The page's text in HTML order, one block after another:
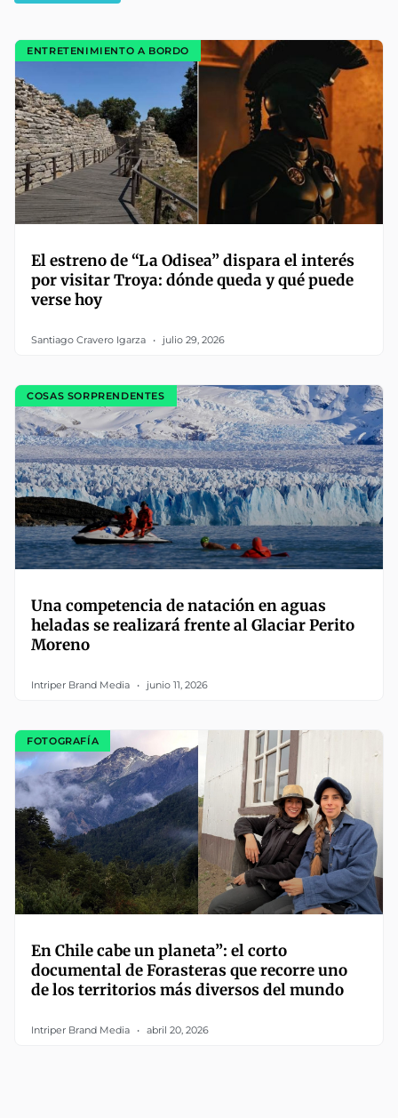
ENTRETENIMIENTO A BORDO
El estreno de “La Odisea” dispara el interés
por visitar Troya: dónde queda y qué puede
verse hoy
Santiago Cravero Igarza julio 29, 2026
COSAS SORPRENDENTES
Una competencia de natación en aguas
heladas se realizará frente al Glaciar Perito
Moreno
Intriper Brand Media junio 11, 2026
FOTOGRAFÍA
En Chile cabe un planeta”: el corto
documental de Forasteras que recorre uno
de los territorios más diversos del mundo
Intriper Brand Media abril 20, 2026